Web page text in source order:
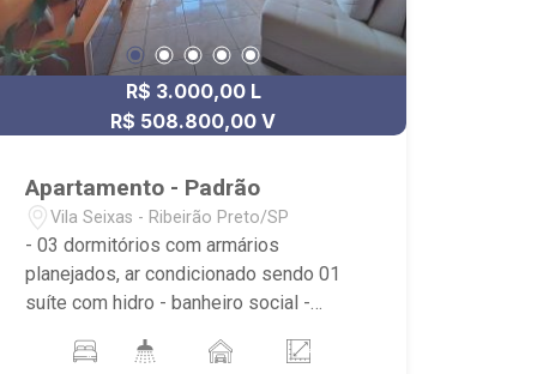
R$ 3.000,00 L
R$ 508.800,00 V
Apartamento - Padrão
Vila Seixas - Ribeirão Preto/SP
- 03 dormitórios com armários
planejados, ar condicionado sendo 01
suíte com hidro - banheiro social -
- sacada - cozinha planejada - área de